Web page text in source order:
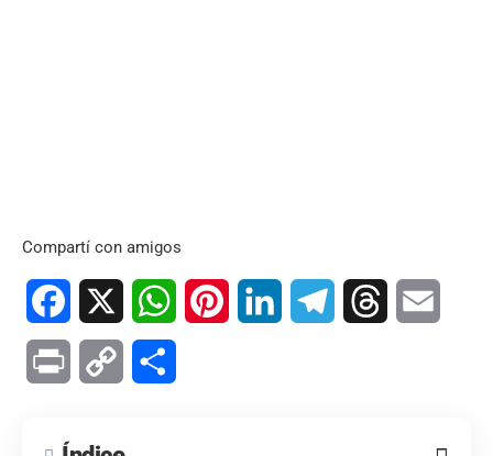
Compartí con amigos
Facebook WhatsAppPinterest LinkedIn TelegramThreads
Print Copy